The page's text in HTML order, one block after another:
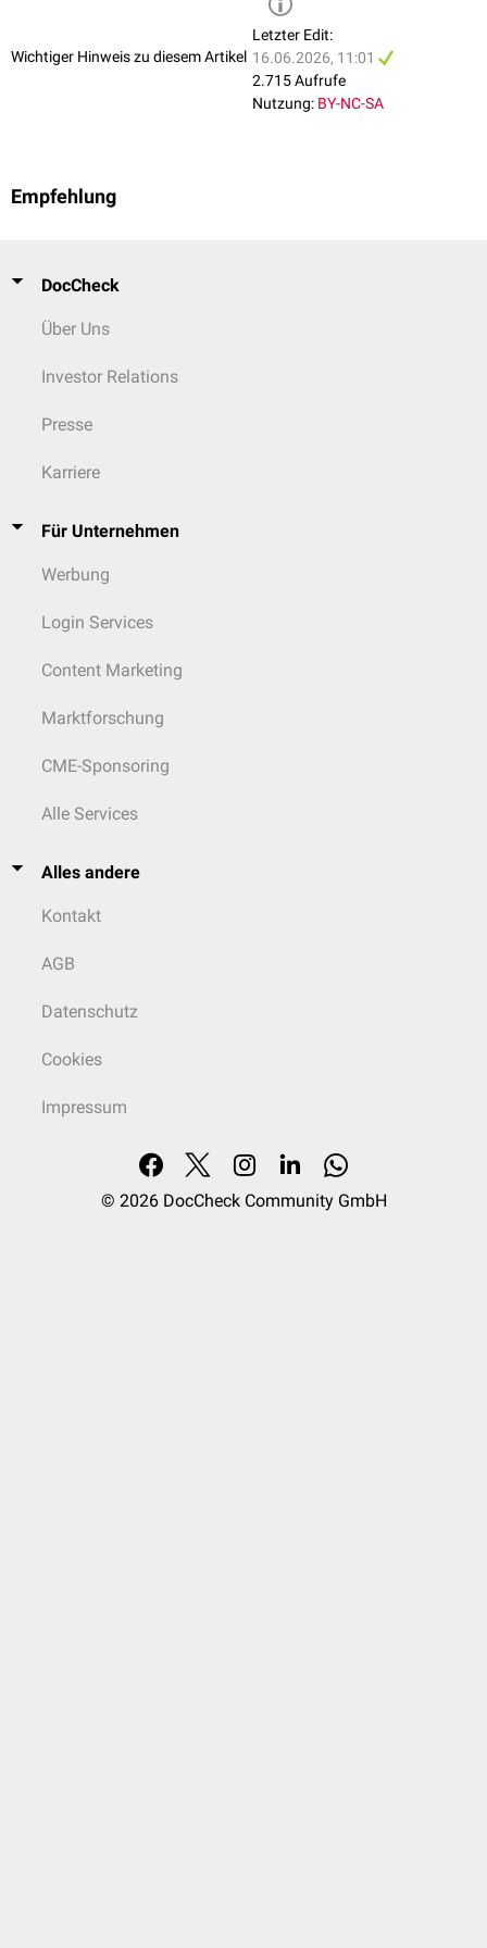
"10007541.10011082.10011085.10000891.10000891"
Der entsprechende rückübersetzte Term lautet "Herzerkrankungen
→ Erkrankungen derKoronararterien (HGLT) →Ischämische
(HLT) → Akuter Myokardinfarkt (PT) → Akuter
Wichtiger Hinweis zu diesem Artikel
Letzter Edit:
16.06.2026, 11:01
2.715 Aufrufe
Nutzung: BY-NC-SA
Empfehlung
DocCheck
Über Uns
Investor Relations
Presse
Karriere
Für Unternehmen
Werbung
Login Services
Content Marketing
Marktforschung
CME-Sponsoring
Alle Services
Alles andere
Kontakt
AGB
Datenschutz
Cookies
Impressum
© 2026 DocCheck Community GmbH